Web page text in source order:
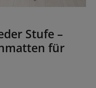
Stufe –
für